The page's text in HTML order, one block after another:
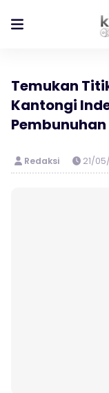
Temukan
Kantongi
Redaksi 21/